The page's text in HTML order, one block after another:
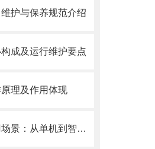
护与保养规范介绍
成及运行维护要点
理及作用体现
车床排屑机的应用场景：从单机到智能产线